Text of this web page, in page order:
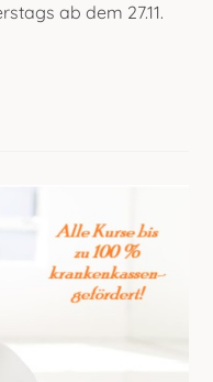
ab dem 27.11.